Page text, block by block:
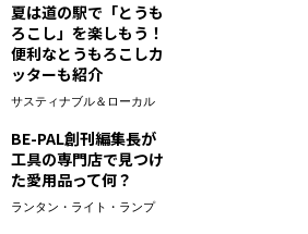
夏は道の駅で「とうも
ろこし」を楽しもう！
便利なとうもろこしカ
ッターも紹介
サスティナブル＆ローカル
BE-PAL創刊編集長が
工具の専門店で見つけ
た愛用品って何？
ランタン・ライト・ランプ